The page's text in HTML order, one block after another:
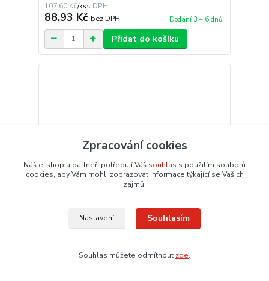
107,60 Kč/ks
88,93 Kč bez DPH Dodání 3 – 6 dnů
Přidat do košíku
Kuchařský nůž "Functional Form", střední, 17cm,
Zpracování cookies
Náš e-shop a partneři potřebují Váš souhlas s použitím souborů
cookies, aby Vám mohli zobrazovat informace týkající se Vašich
zájmů.
Nastavení Souhlasím
Souhlas můžete odmítnout zde.